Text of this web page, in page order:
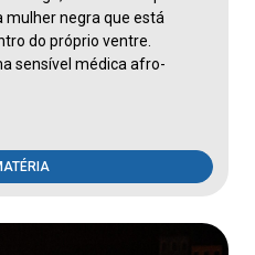
mulher negra que está
do próprio ventre.
sensível médica afro-